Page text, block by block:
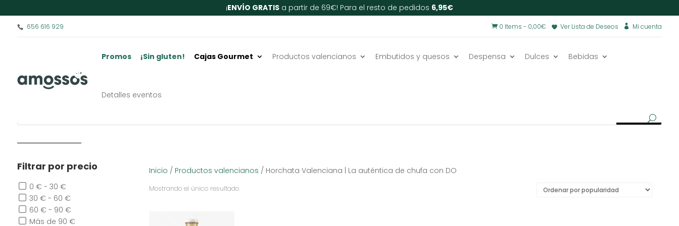
¡ENVÍO GRATIS a partir de 69€! Para el resto de pedidos 6,95€
656 616 929  Mi cuenta
Ver Lista de Deseos
 0 Items - 0,00€
Promos ¡Sin gluten! Cajas Gourmet Productos valencianos Embutidos y quesos Despensa Dulces Bebidas
Detalles eventos
Horchata Valenciana | La auténtica de chufa con DO
Filtrar por precio
0 € - 30 €
30 € - 60 €
60 € - 90 €
Más de 90 €
Inicio / Productos valencianos / Horchata Valenciana | La auténtica de chufa con DO
Mostrando el único resultado